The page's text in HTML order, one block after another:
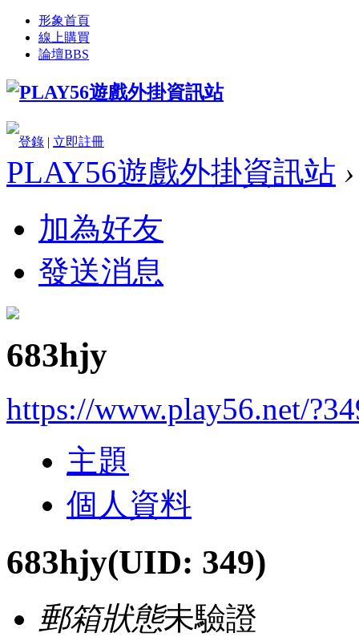
形象首頁
線上購買
論壇BBS
登錄 | 立即註冊
PLAY56遊戲外掛資訊站 ›
加為好友
發送消息
683hjy
https://www.play56.net/
主題
個人資料
683hjy(UID: 349)
郵箱狀態未驗證